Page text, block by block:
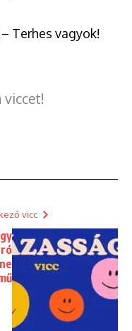
Terhes vagyok!
viccet!
vicc